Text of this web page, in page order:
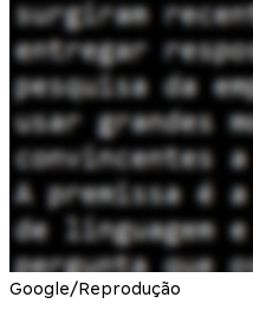
Google/Reprodução